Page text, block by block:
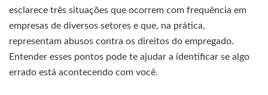
esclarece três situações que ocorrem com frequência em
empresas de diversos setores e que, na prática,
representam abusos contra os direitos do empregado.
Entender esses pontos pode te ajudar a identificar se algo
errado está acontecendo com você.